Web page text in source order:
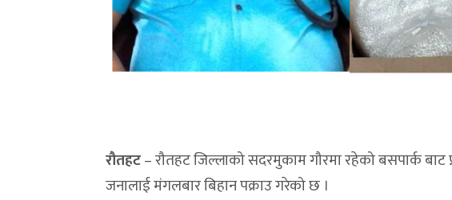
रौतहट– रौतहट जिल्लाको सदरमुकाम गौरमा रहेको बसपार्क
जनालाई मंगलबार बिहान पक्राउ गरेको छ ।